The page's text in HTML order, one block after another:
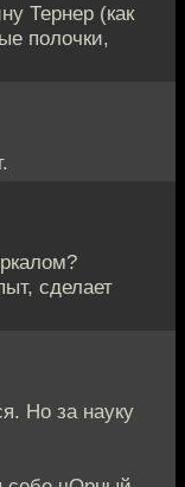
Тернер (как
полочки,
сделает
Но за науку